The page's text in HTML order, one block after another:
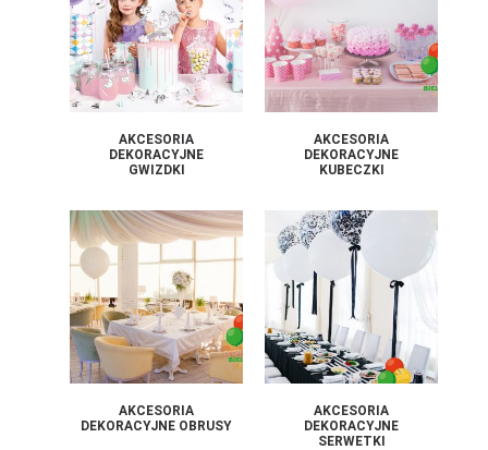
AKCESORIA
DEKORACYJNE
GWIZDKI
AKCESORIA
DEKORACYJNE
KUBECZKI
AKCESORIA
DEKORACYJNE OBRUSY
AKCESORIA
DEKORACYJNE
SERWETKI